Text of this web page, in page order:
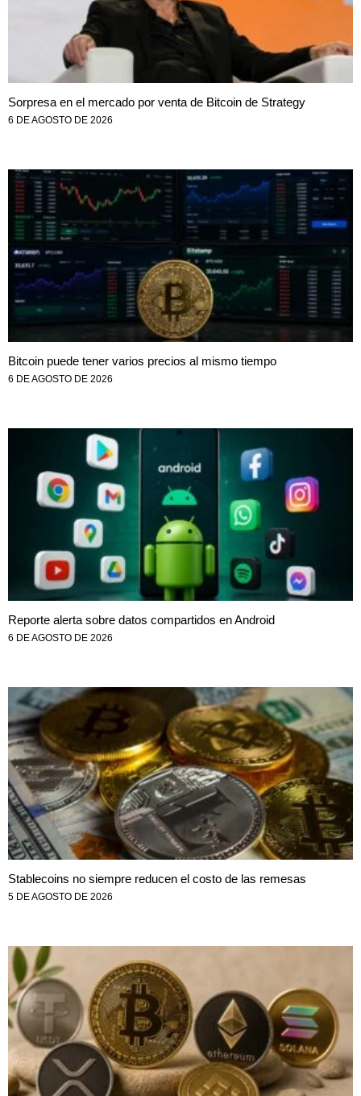
Sorpresa en el mercado por venta de Bitcoin de Strategy
6 DE AGOSTO DE 2026
Bitcoin puede tener varios precios al mismo tiempo
6 DE AGOSTO DE 2026
Reporte alerta sobre datos compartidos en Android
6 DE AGOSTO DE 2026
Stablecoins no siempre reducen el costo de las remesas
5 DE AGOSTO DE 2026